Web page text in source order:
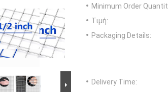
Minimum Order
Τιμή:
Packaging Details:
Delivery Time: